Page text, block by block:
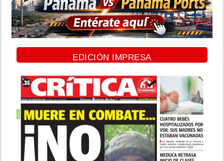
EDICIÓN IMPRESA